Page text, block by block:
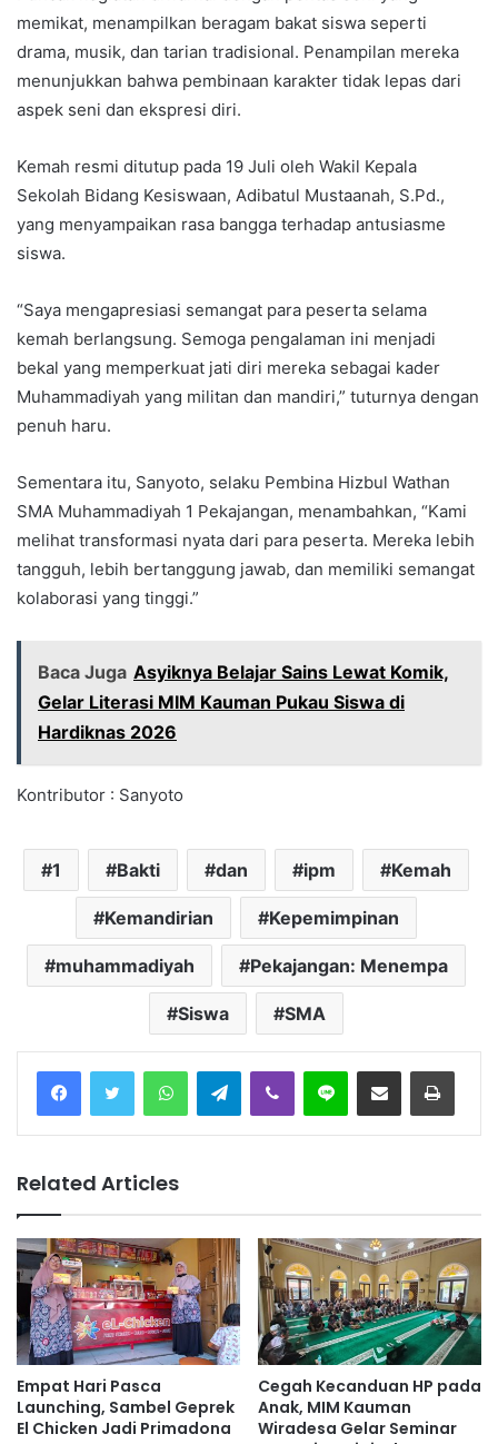
memikat, menampilkan beragam bakat siswa seperti
drama, musik, dan tarian tradisional. Penampilan mereka
menunjukkan bahwa pembinaan karakter tidak lepas dari
aspek seni dan ekspresi diri.
Kemah resmi ditutup pada 19 Juli oleh Wakil Kepala
Sekolah Bidang Kesiswaan, Adibatul Mustaanah, S.Pd.,
yang menyampaikan rasa bangga terhadap antusiasme
siswa.
“Saya mengapresiasi semangat para peserta selama
kemah berlangsung. Semoga pengalaman ini menjadi
bekal yang memperkuat jati diri mereka sebagai kader
Muhammadiyah yang militan dan mandiri,” tuturnya dengan
penuh haru.
Sementara itu, Sanyoto, selaku Pembina Hizbul Wathan
SMA Muhammadiyah 1 Pekajangan, menambahkan, “Kami
melihat transformasi nyata dari para peserta. Mereka lebih
tangguh, lebih bertanggung jawab, dan memiliki semangat
kolaborasi yang tinggi.”
Baca Juga Asyiknya Belajar Sains Lewat Komik,
Gelar Literasi MIM Kauman Pukau Siswa di
Hardiknas 2026
Kontributor : Sanyoto
1 Bakti dan ipm Kemah
Kemandirian Kepemimpinan
muhammadiyah Pekajangan: Menempa
Siswa SMA
Telegram
Related Articles
Empat Hari Pasca
Launching, Sambel Geprek
El Chicken Jadi Primadona
Cegah Kecanduan HP pada
Anak, MIM Kauman
Wiradesa Gelar Seminar